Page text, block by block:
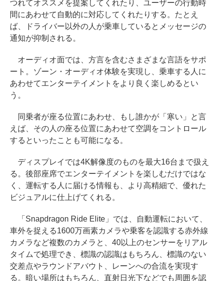
つれてオススメを提案してくれたり、ユーザーの行動時
間にあわせて自動的に対応してくれたりする。たとえ
ば、ドライバー以外の人が乗車しているとメッセージの
通知が抑制される。
オーディオ面では、方言を含むさまざまな言語をサポ
ート。ゾーン・オーディオ体験を実現し、乗車する人に
あわせてエンターテイメントをより良く楽しめるとい
う。
同乗者が座る位置にあわせ、もし誰かが「寒い」と言
えば、その人の座る位置にあわせて空調をコントロール
するといったことも可能になる。
ディスプレイでは4K解像度のものを最大16台まで扱え
る。後部座席でエンターテイメントを楽しむだけではな
く、運転する人に届ける情報も、より高精細で、優れた
ビジュアルに仕上げてくれる。
「Snapdragon Ride Elite」では、自動運転において、
車外を捉える1600万画素カメラや乗客を認識する赤外線
カメラなど複数のカメラと、40以上のセンサーをリアル
タイムで処理でき、標識の認識はもちろん、標識のない
交差点やラウンドアバウト、レーンへの合流を実現す
る。暗い場所はもちろん、直射日光下などでも周囲を認